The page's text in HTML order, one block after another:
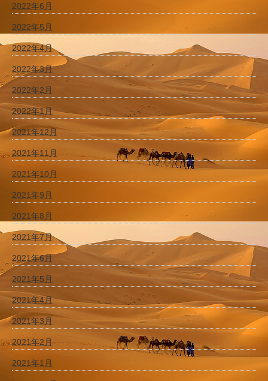
2022年6月
2022年5月
2022年4月
2022年3月
2022年2月
2022年1月
2021年12月
2021年11月
2021年10月
2021年9月
2021年8月
2021年7月
2021年6月
2021年5月
2021年4月
2021年3月
2021年2月
2021年1月